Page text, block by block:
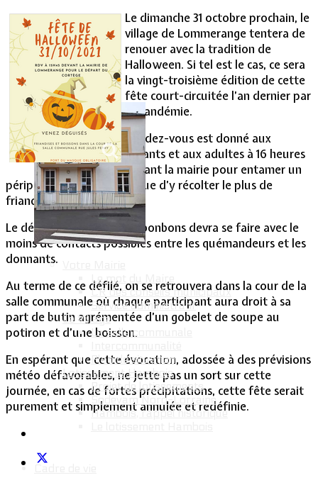
Vie Municipale
Le mot du Maire
CR des conseils municipaux
Service administratif
Le Village
La salle communale
Plan de situation
Lotissement Hambois
Projet de lotissements
Sodevam Nord-Lorraine
Hambois, rappel historique
Le dimanche 31 octobre prochain, le
village de Lommerange tentera de
renouer avec la tradition de
Halloween. Si tel est le cas, ce sera
la vingt-troisième édition de cette
fête court-circuitée l’an dernier par
la pandémie.
Rendez-vous est donné aux
enfants et aux adultes à 16 heures
devant la mairie pour entamer un
périple dans le village en vue d’y récolter le plus de
friandises possibles.
Le défilé et la récolte des bonbons devra se faire avec le
moins de contacts possibles entre les quémandeurs et les
donnants.
Au terme de ce défilé, on se retrouvera dans la cour de la
salle communale où chaque participant aura droit à sa
part de butin agrémentée d’un gobelet de soupe au
potiron et d’une boisson.
En espérant que cette évocation, adossée à des prévisions
météo défavorables, ne jette pas un sort sur cette
journée, en cas de fortes précipitations, cette fête serait
purement et simplement annulée et redéfinie.